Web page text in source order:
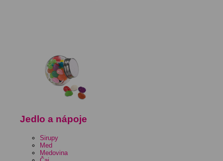
Jedlo a nápoje
Sirupy
Med
Medovina